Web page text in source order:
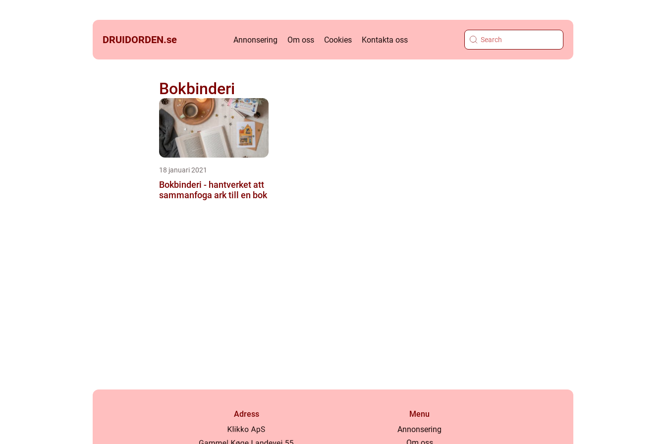
DRUIDORDEN.se Annonsering Om oss Cookies Kontakta oss
Bokbinderi
18 januari 2021
Bokbinderi - hantverket att
sammanfoga ark till en bok
Adress
Menu
Annonsering